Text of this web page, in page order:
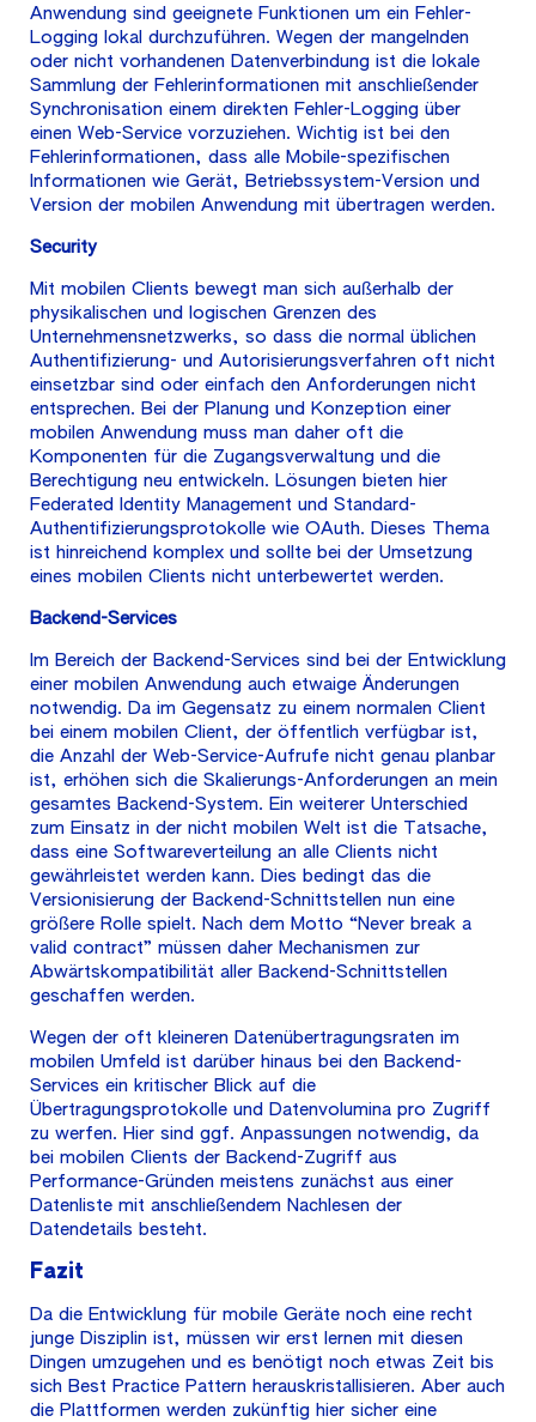
Anwendung sind geeignete Funktionen um ein Fehler-
Logging lokal durchzuführen. Wegen der mangelnden
oder nicht vorhandenen Datenverbindung ist die lokale
Sammlung der Fehlerinformationen mit anschließender
Synchronisation einem direkten Fehler-Logging über
einen Web-Service vorzuziehen. Wichtig ist bei den
Fehlerinformationen, dass alle Mobile-spezifischen
Informationen wie Gerät, Betriebssystem-Version und
Version der mobilen Anwendung mit übertragen werden.
Security
Mit mobilen Clients bewegt man sich außerhalb der
physikalischen und logischen Grenzen des
Unternehmensnetzwerks, so dass die normal üblichen
Authentifizierung- und Autorisierungsverfahren oft nicht
einsetzbar sind oder einfach den Anforderungen nicht
entsprechen. Bei der Planung und Konzeption einer
mobilen Anwendung muss man daher oft die
Komponenten für die Zugangsverwaltung und die
Berechtigung neu entwickeln. Lösungen bieten hier
Federated Identity Management und Standard-
Authentifizierungsprotokolle wie OAuth. Dieses Thema
ist hinreichend komplex und sollte bei der Umsetzung
eines mobilen Clients nicht unterbewertet werden.
Backend-Services
Im Bereich der Backend-Services sind bei der Entwicklung
einer mobilen Anwendung auch etwaige Änderungen
notwendig. Da im Gegensatz zu einem normalen Client
bei einem mobilen Client, der öffentlich verfügbar ist,
die Anzahl der Web-Service-Aufrufe nicht genau planbar
ist, erhöhen sich die Skalierungs-Anforderungen an mein
gesamtes Backend-System. Ein weiterer Unterschied
zum Einsatz in der nicht mobilen Welt ist die Tatsache,
dass eine Softwareverteilung an alle Clients nicht
gewährleistet werden kann. Dies bedingt das die
Versionisierung der Backend-Schnittstellen nun eine
größere Rolle spielt. Nach dem Motto “Never break a
valid contract” müssen daher Mechanismen zur
Abwärtskompatibilität aller Backend-Schnittstellen
geschaffen werden.
Wegen der oft kleineren Datenübertragungsraten im
mobilen Umfeld ist darüber hinaus bei den Backend-
Services ein kritischer Blick auf die
Übertragungsprotokolle und Datenvolumina pro Zugriff
zu werfen. Hier sind ggf. Anpassungen notwendig, da
bei mobilen Clients der Backend-Zugriff aus
Performance-Gründen meistens zunächst aus einer
Datenliste mit anschließendem Nachlesen der
Datendetails besteht.
Fazit
Da die Entwicklung für mobile Geräte noch eine recht
junge Disziplin ist, müssen wir erst lernen mit diesen
Dingen umzugehen und es benötigt noch etwas Zeit bis
sich Best Practice Pattern herauskristallisieren. Aber auch
die Plattformen werden zukünftig hier sicher eine